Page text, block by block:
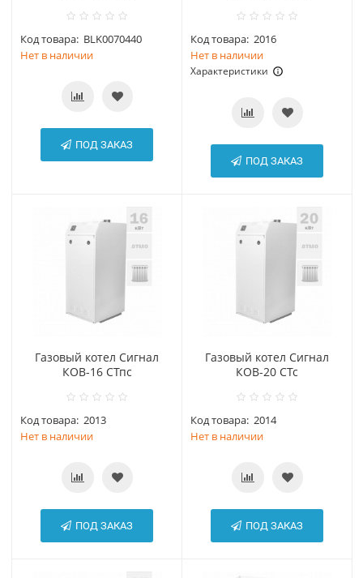
Код товара: BLK0070440
Нет в наличии
ПОД ЗАКАЗ
Код товара: 2016
Нет в наличии
Характеристики
ПОД ЗАКАЗ
Газовый котел Сигнал
КОВ-16 СТпс
Код товара: 2013
Нет в наличии
ПОД ЗАКАЗ
Газовый котел Сигнал
КОВ-20 СТс
Код товара: 2014
Нет в наличии
ПОД ЗАКАЗ